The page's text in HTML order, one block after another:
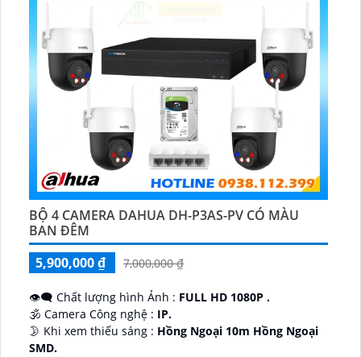
BỘ 4 CAMERA DAHUA DH-P3AS-PV CÓ MÀU
BAN ĐÊM
5,900,000 ₫
7,000,000 ₫
👁️‍🗨 Chất lượng hình Ảnh : FULL HD 1080P .
🕉️ Camera Công nghệ : IP.
🌛 Khi xem thiếu sáng : Hồng Ngoại 10m Hồng Ngoại
SMD.